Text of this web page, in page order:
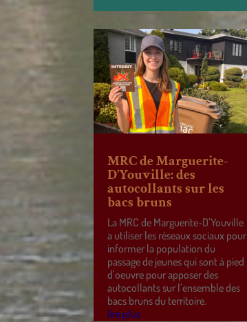
MRC de Marguerite-
D’Youville: des
autocollants sur les
bacs bruns
La MRC de Marguerite-D’Youville
a utiliser les réseaux sociaux pour
informer la population du
passage de jeunes qui sont à pied
d’oeuvre pour apposer des
autocollants sur l’ensemble des
bacs bruns du territoire.
lire plus